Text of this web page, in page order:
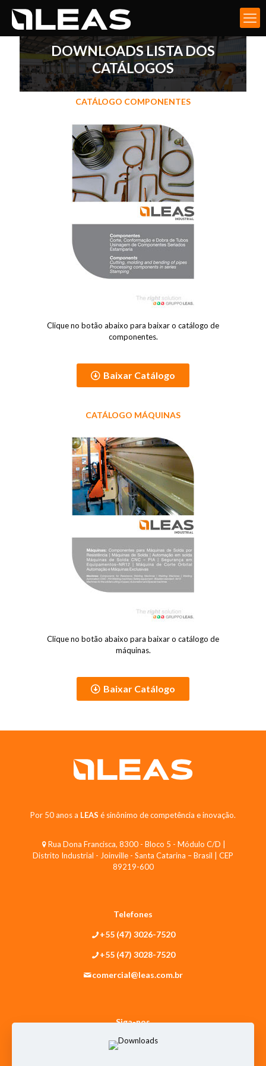
DOWNLOADS LISTA DOS
CATÁLOGOS
CATÁLOGO COMPONENTES
Clique no botão abaixo para baixar o catálogo de
componentes.
Baixar Catálogo
CATÁLOGO MÁQUINAS
Clique no botão abaixo para baixar o catálogo de
máquinas.
Baixar Catálogo
Por 50 anos a LEAS é sinônimo de competência e inovação.
Rua Dona Francisca, 8300 - Bloco 5 - Módulo C/D |
Distrito Industrial - Joinville - Santa Catarina – Brasil | CEP
89219-600
Telefones
+55 (47) 3026-7520
+55 (47) 3028-7520
comercial@leas.com.br
Siga-nos